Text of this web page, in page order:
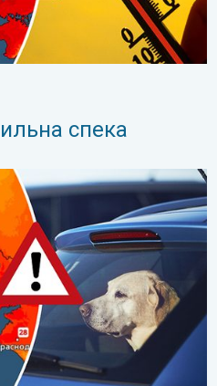
спека
пасткою. Обережно!. . .